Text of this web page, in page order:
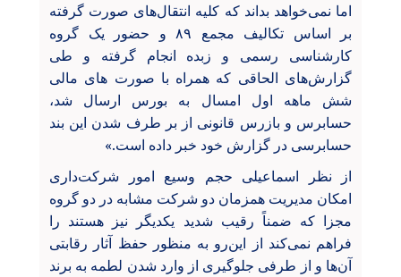
اما نمی‌خواهد بداند که کلیه انتقال‌های صورت گرفته
بر اساس تکالیف مجمع ۸۹ و حضور یک گروه
کارشناسی رسمی و زبده انجام گرفته و طی
گزارش‌های الحاقی که همراه با صورت های مالی
شش ماهه اول امسال به بورس ارسال شد،
حسابرس و بازرس قانونی از بر طرف شدن این بند
حسابرسی در گزارش خود خبر داده است.»
از نظر اسماعیلی حجم وسیع امور شرکت‌داری
امکان مدیریت همزمان دو شرکت مشابه در دو گروه
مجزا که ضمناً رقیب شدید یکدیگر نیز هستند را
فراهم نمی‌کند از این‌رو به منظور حفظ آثار رقابتی
آن‌ها و از طرفی جلوگیری از وارد شدن لطمه به برند